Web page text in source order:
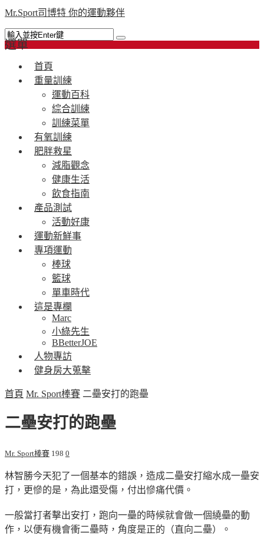
Mr.Sport司博特 你的運動夥伴
選單
首頁
重量訓練
運動百科
綜合訓練
訓練菜單
有氧訓練
肥胖救星
減脂觀念
健康生活
飲食指南
產品測試
活動好康
運動新鮮事
專項運動
棒球
籃球
單車時代
這是專欄
Marc
小綠先生
BBetterJOE
人物專訪
健身房大蒐擊
首頁 Mr. Sport棒賽 二壘安打的跑壘
二壘安打的跑壘
Mr. Sport棒賽 198 0
林智勝今天犯了一個基本的錯誤，造成二壘安打縮水成一壘安
打，更慘的是，為此還受傷，付出慘痛代價。
一般當打者擊出安打，跑向一壘的時候就會做一個繞壘的動
作，以便有機會衝二壘時，角度是正的（直向二壘）。